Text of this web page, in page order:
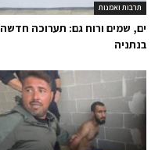
תרבות ואמנות
ים, שמים ורוח גם: תערוכה חדשה
בנתניה